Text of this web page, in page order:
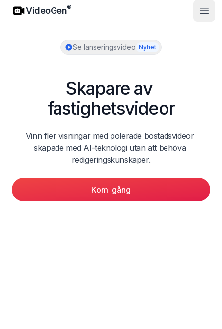
VideoGen
VideoGen®
Se lanseringsvideo Nyhet
Skapare av
fastighetsvideor
Vinn fler visningar med polerade bostadsvideor
skapade med AI-teknologi utan att behöva
redigeringskunskaper.
Kom igång